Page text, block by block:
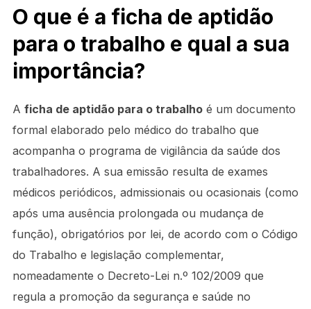
O que é a ficha de aptidão
para o trabalho e qual a sua
importância?
A ficha de aptidão para o trabalhoé um documento
formal elaborado pelo médico do trabalho que
acompanha o programa de vigilância da saúde dos
trabalhadores. A sua emissão resulta de exames
médicos periódicos, admissionais ou ocasionais (como
após uma ausência prolongada ou mudança de
função), obrigatórios por lei, de acordo com o Código
do Trabalho e legislação complementar,
nomeadamente o Decreto-Lei n.º 102/2009 que
regula a promoção da segurança e saúde no